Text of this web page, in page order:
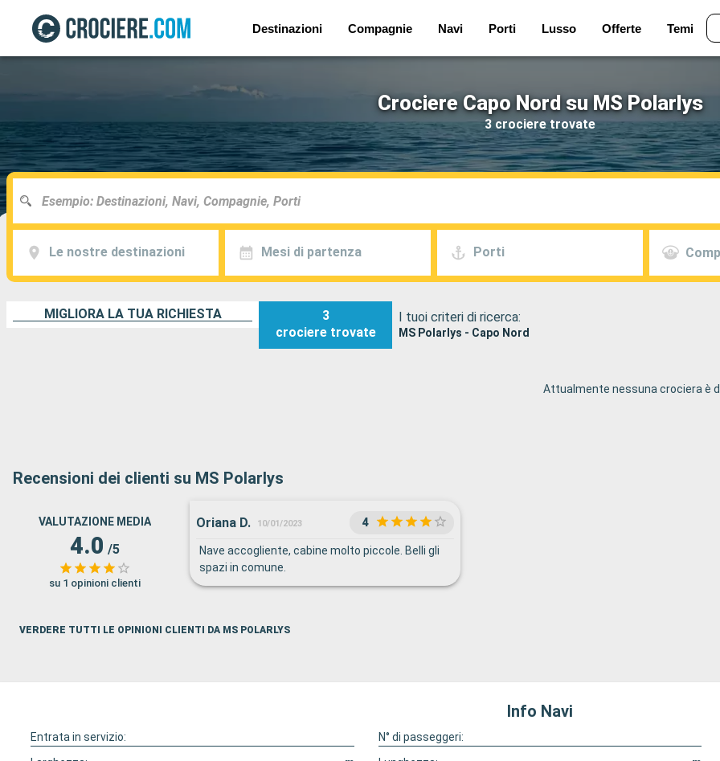
Destinazioni Compagnie Navi Porti Lusso Offerte Temi
Crociere Capo Nord su MS Polarlys
3 crociere trovate
Le nostre destinazioni Mesi di partenza Porti
MIGLIORA LA TUA RICHIESTA
3
crociere trovate
I tuoi criteri di ricerca:
MS Polarlys - Capo Nord
Attualmente nessuna crociera è
Recensioni dei clienti su MS Polarlys
VALUTAZIONE MEDIA
4.0 /5
su 1 opinioni clienti
Oriana D. 10/01/2023 4
Nave accogliente, cabine molto piccole. Belli gli
spazi in comune.
VERDERE TUTTI LE OPINIONI CLIENTI DA MS POLARLYS
Info Navi
Entrata in servizio: N° di passeggeri: